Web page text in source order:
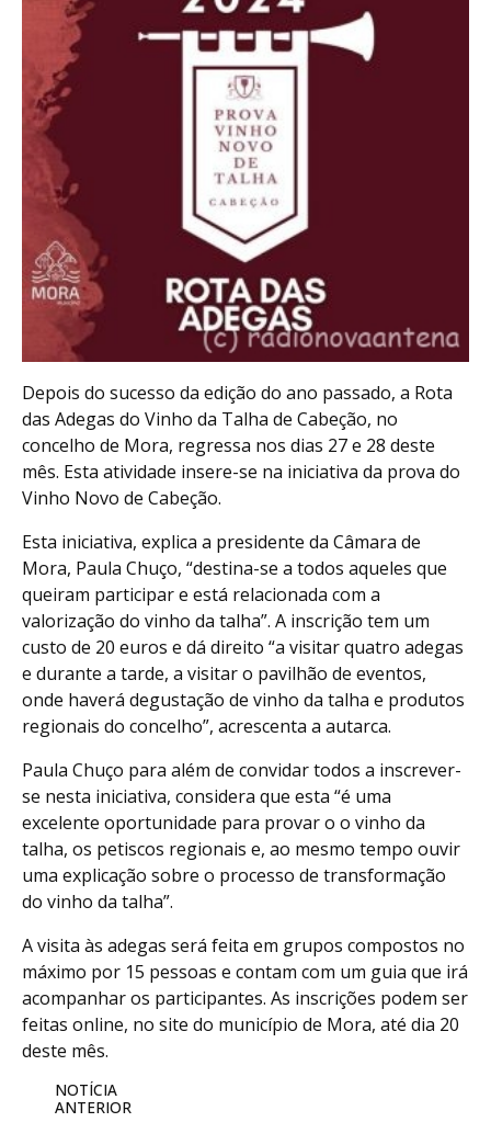
Depois do sucesso da edição do ano passado, a Rota
das Adegas do Vinho da Talha de Cabeção, no
concelho de Mora, regressa nos dias 27 e 28 deste
mês. Esta atividade insere-se na iniciativa da prova do
Vinho Novo de Cabeção.
Esta iniciativa, explica a presidente da Câmara de
Mora, Paula Chuço, “destina-se a todos aqueles que
queiram participar e está relacionada com a
valorização do vinho da talha”. A inscrição tem um
custo de 20 euros e dá direito “a visitar quatro adegas
e durante a tarde, a visitar o pavilhão de eventos,
onde haverá degustação de vinho da talha e produtos
regionais do concelho”, acrescenta a autarca.
Paula Chuço para além de convidar todos a inscrever-
se nesta iniciativa, considera que esta “é uma
excelente oportunidade para provar o o vinho da
talha, os petiscos regionais e, ao mesmo tempo ouvir
uma explicação sobre o processo de transformação
do vinho da talha”.
A visita às adegas será feita em grupos compostos no
máximo por 15 pessoas e contam com um guia que irá
acompanhar os participantes. As inscrições podem ser
feitas online, no site do município de Mora, até dia 20
deste mês.
NOTÍCIA
ANTERIOR